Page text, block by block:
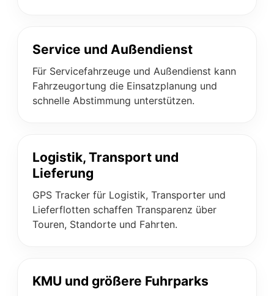
Service und Außendienst
Für Servicefahrzeuge und Außendienst kann
Fahrzeugortung die Einsatzplanung und
schnelle Abstimmung unterstützen.
Logistik, Transport und
Lieferung
GPS Tracker für Logistik, Transporter und
Lieferflotten schaffen Transparenz über
Touren, Standorte und Fahrten.
KMU und größere Fuhrparks